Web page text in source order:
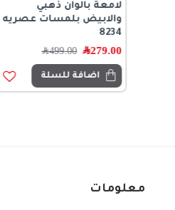
لامعة بالوان ذهبي
والابيض بلمسات عصريه
8234
279.00﷼ 499.00﷼
اضافة للسلة
معلومات